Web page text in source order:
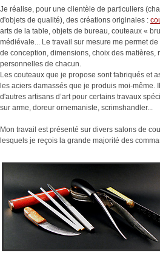
Je réalise, pour une clientèle de particuliers
d'objets de qualité), des créations originales :
arts de la table, objets de bureau, couteaux «
médiévale... Le travail sur mesure me permet
de conception, dimensions, choix des matières,
personnelles de chacun.
Les couteaux que je propose sont fabriqués et
les aciers damassés que je produis moi-même.
d'autres artisans d’art pour certains travaux
sur arme, doreur ornemaniste, scrimshandler...
Mon travail est présenté sur divers salons de
lesquels je reçois la grande majorité des